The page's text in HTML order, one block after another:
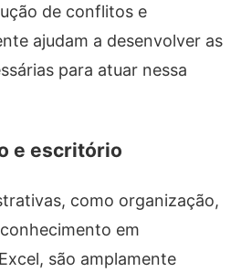
de conflitos e
ajudam a desenvolver as
para atuar nessa
e escritório
como organização,
em
são amplamente